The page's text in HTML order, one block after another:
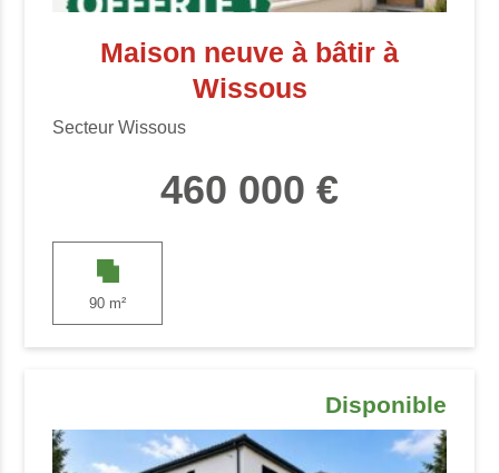
Maison neuve à bâtir à
Wissous
Secteur Wissous
460 000 €
90 m²
Disponible